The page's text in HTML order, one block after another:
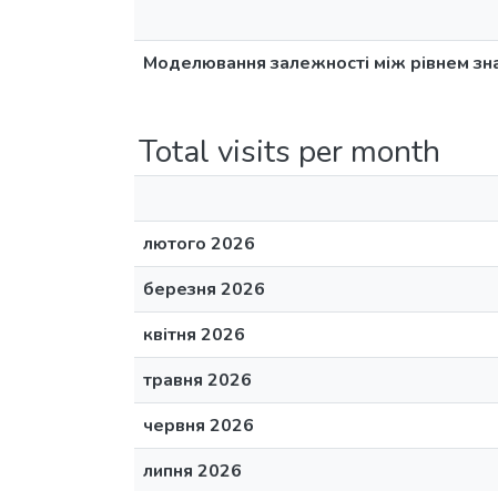
Моделювання залежності між рівнем
Total visits per month
лютого 2026
березня 2026
квітня 2026
травня 2026
червня 2026
липня 2026